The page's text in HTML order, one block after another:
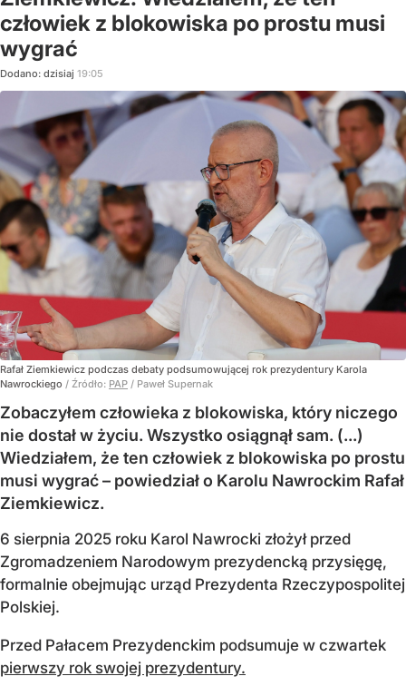
człowiek z blokowiska po prostu musi
wygrać
Dodano: dzisiaj 19:05
Rafał Ziemkiewicz podczas debaty podsumowującej rok prezydentury Karola
Nawrockiego / Źródło: PAP / Paweł Supernak
Zobaczyłem człowieka z blokowiska, który niczego
nie dostał w życiu. Wszystko osiągnął sam. (...)
Wiedziałem, że ten człowiek z blokowiska po prostu
musi wygrać – powiedział o Karolu Nawrockim Rafał
Ziemkiewicz.
6 sierpnia 2025 roku Karol Nawrocki złożył przed
Zgromadzeniem Narodowym prezydencką przysięgę,
formalnie obejmując urząd Prezydenta Rzeczypospolitej
Polskiej.
Przed Pałacem Prezydenckim podsumuje w czwartek
pierwszy rok swojej prezydentury.